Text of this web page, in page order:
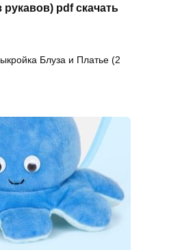
pdf скачать
Блуза и Платье (2